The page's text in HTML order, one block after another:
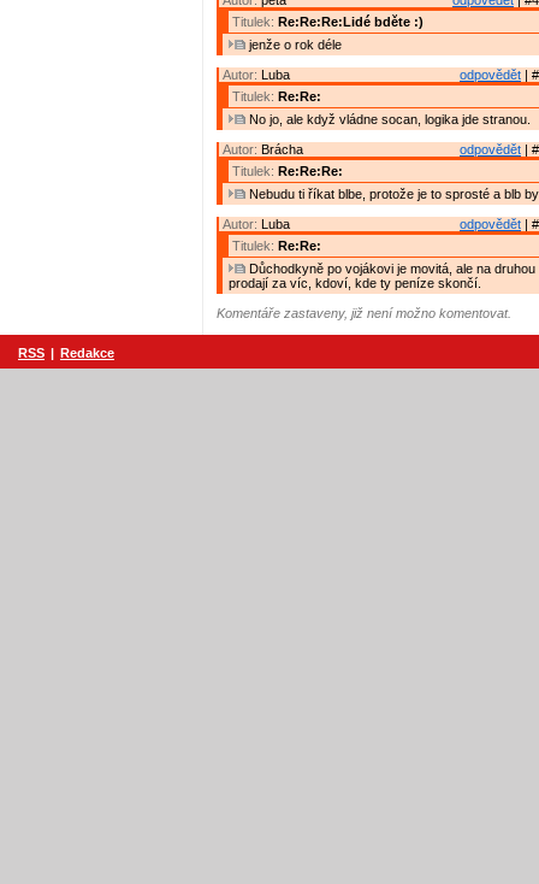
Titulek: Re:Re:Re:Lidé bděte :)
jenže o rok déle
odpovědět |
Autor: Luba
Titulek: Re:Re:
No jo, ale když vládne socan, logika jde stranou.
odpovědět |
Autor: Brácha
Titulek: Re:Re:Re:
Nebudu ti říkat blbe, protože je to sprosté a blb
odpovědět |
Autor: Luba
Titulek: Re:Re:
Důchodkyně po vojákovi je movitá, ale na
prodají za víc, kdoví, kde ty peníze skončí.
Komentáře zastaveny, již není možno komentovat.
RSS | Redakce